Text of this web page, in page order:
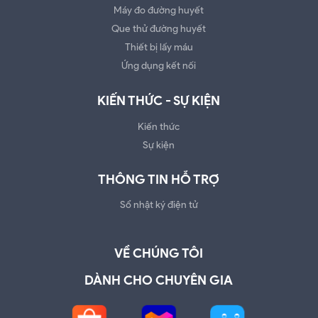
Máy đo đường huyết
Que thử đường huyết
Thiết bị lấy máu
Ứng dụng kết nối
KIẾN THỨC - SỰ KIỆN
Kiến thức
Sự kiện
THÔNG TIN HỖ TRỢ
Sổ nhật ký điện tử
VỀ CHÚNG TÔI
DÀNH CHO CHUYÊN GIA